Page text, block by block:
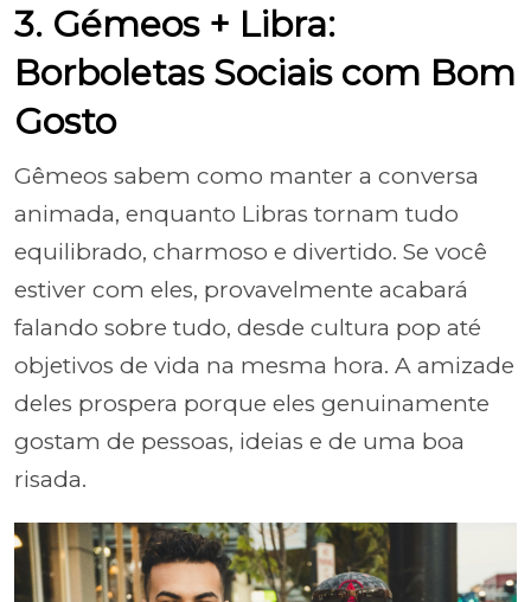
3. Gémeos + Libra:
Borboletas Sociais com Bom
Gosto
Gêmeos sabem como manter a conversa
animada, enquanto Libras tornam tudo
equilibrado, charmoso e divertido. Se você
estiver com eles, provavelmente acabará
falando sobre tudo, desde cultura pop até
objetivos de vida na mesma hora. A amizade
deles prospera porque eles genuinamente
gostam de pessoas, ideias e de uma boa
risada.